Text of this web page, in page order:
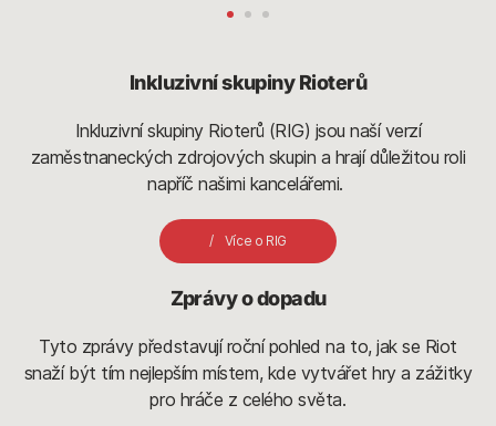
Inkluzivní skupiny Rioterů
Inkluzivní skupiny Rioterů (RIG) jsou naší verzí
zaměstnaneckých zdrojových skupin a hrají důležitou roli
napříč našimi kancelářemi.
Více o RIG
Zprávy o dopadu
Tyto zprávy představují roční pohled na to, jak se Riot
snaží být tím nejlepším místem, kde vytvářet hry a zážitky
pro hráče z celého světa.